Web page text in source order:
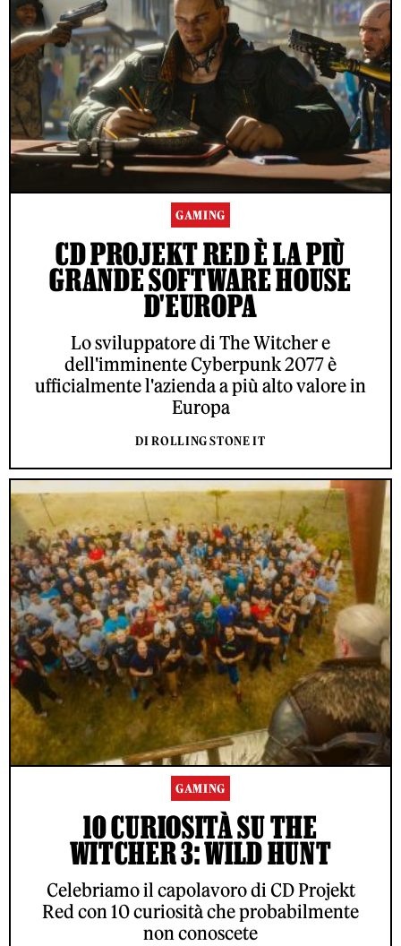
GAMING
CD PROJEKT RED È LA PIÙ
GRANDE SOFTWARE HOUSE
D'EUROPA
Lo sviluppatore di The Witcher e
dell'imminente Cyberpunk 2077 è
ufficialmente l'azienda a più alto valore in
Europa
DI ROLLING STONE IT
GAMING
10 CURIOSITÀ SU THE
WITCHER 3: WILD HUNT
Celebriamo il capolavoro di CD Projekt
Red con 10 curiosità che probabilmente
non conoscete